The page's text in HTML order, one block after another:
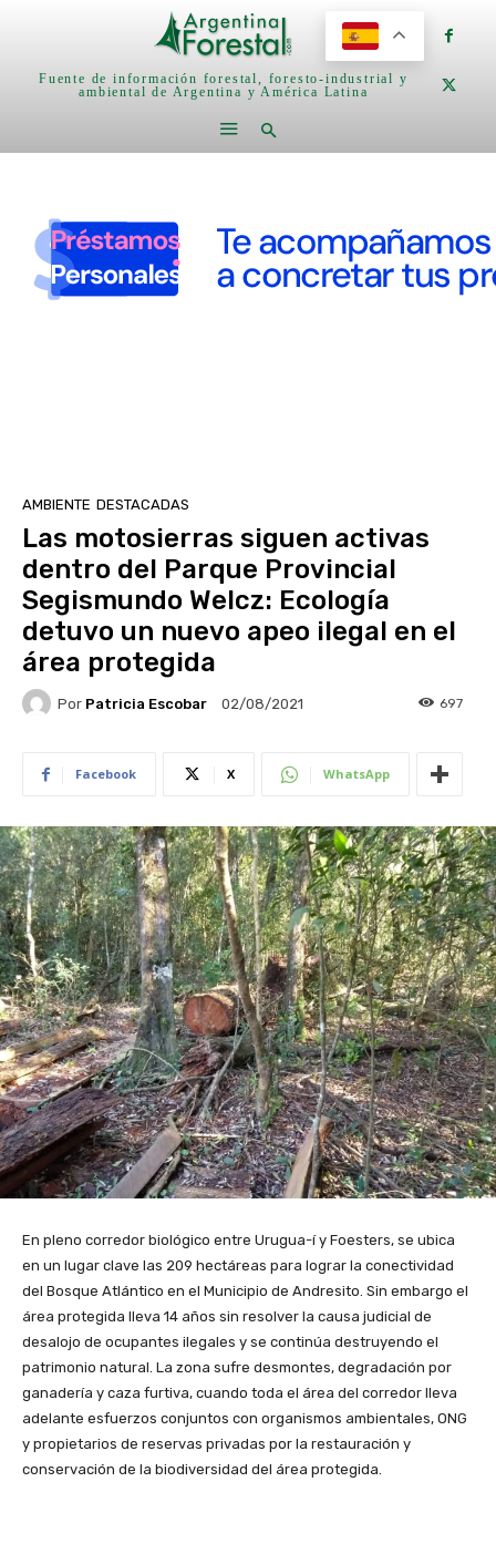
Fuente de información forestal, foresto-industrial y
ambiental de Argentina y América Latina
AMBIENTE DESTACADAS
Las motosierras siguen activas
dentro del Parque Provincial
Segismundo Welcz: Ecología
detuvo un nuevo apeo ilegal en el
área protegida
Por Patricia Escobar 02/08/2021 697
Facebook X WhatsApp
En pleno corredor biológico entre Urugua-í y Foesters, se ubica
en un lugar clave las 209 hectáreas para lograr la conectividad
del Bosque Atlántico en el Municipio de Andresito. Sin embargo el
área protegida lleva 14 años sin resolver la causa judicial de
desalojo de ocupantes ilegales y se continúa destruyendo el
patrimonio natural. La zona sufre desmontes, degradación por
ganadería y caza furtiva, cuando toda el área del corredor lleva
adelante esfuerzos conjuntos con organismos ambientales, ONG
y propietarios de reservas privadas por la restauración y
conservación de la biodiversidad del área protegida.